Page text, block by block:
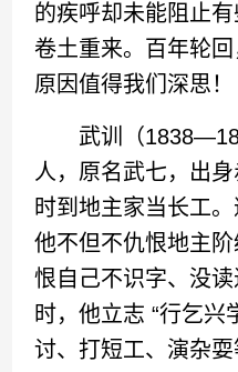
的疾呼却未能阻止有
卷土重来。百年轮
原因值得我们深思！
武训（
人，原名武七，出
时到地主家当长工
他不但不仇恨地主
恨自己不识字、没读
时，他立志 “行乞兴
讨、打短工、演杂